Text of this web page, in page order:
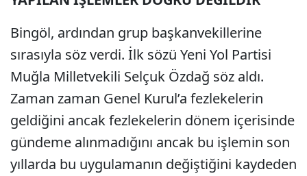
Bingöl, ardından grup başkanvekillerine
sırasıyla söz verdi. İlk sözü Yeni Yol Partisi
Muğla Milletvekili Selçuk Özdağ söz aldı.
Zaman zaman Genel Kurul’a fezlekelerin
geldiğini ancak fezlekelerin dönem içerisinde
gündeme alınmadığını ancak bu işlemin son
yıllarda bu uygulamanın değiştiğini kaydeden